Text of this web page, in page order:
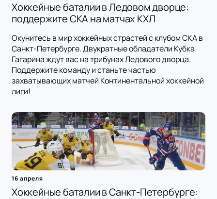
Хоккейные баталии в Ледовом дворце:
поддержите СКА на матчах КХЛ
Окунитесь в мир хоккейных страстей с клубом СКА в
Санкт-Петербурге. Двукратные обладатели Кубка
Гагарина ждут вас на трибунах Ледового дворца.
Поддержите команду и станьте частью
захватывающих матчей Континентальной хоккейной
лиги!
16 апреля
Хоккейные баталии в Санкт-Петербурге: